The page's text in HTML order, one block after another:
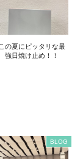
この夏にピッタリな最
強日焼け止め！！
BLOG